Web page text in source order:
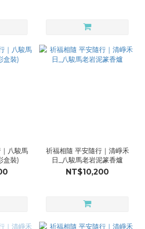
八駿馬
盒裝)
祈福相隨 平安隨行｜清崢禾
日_八駿馬老岩泥篆香爐
NT$10,200